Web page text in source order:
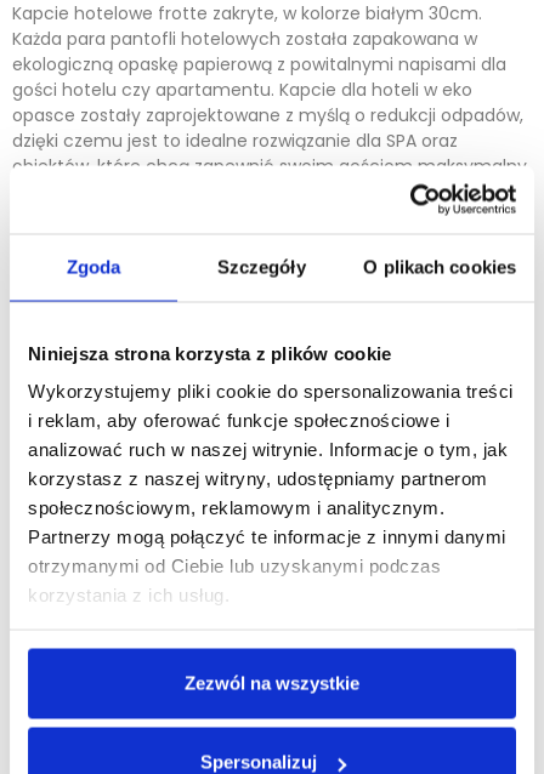
Zgoda Szczegóły O plikach cookies
Niniejsza strona korzysta z plików cookie
Wykorzystujemy pliki cookie do spersonalizowania treści
i reklam, aby oferować funkcje społecznościowe i
analizować ruch w naszej witrynie. Informacje o tym, jak
korzystasz z naszej witryny, udostępniamy partnerom
społecznościowym, reklamowym i analitycznym.
Partnerzy mogą połączyć te informacje z innymi danymi
otrzymanymi od Ciebie lub uzyskanymi podczas
korzystania z ich usług.
Zezwól na wszystkie
Spersonalizuj
Kapcie hotelowe frotte zakryte, w kolorze białym 30cm.
Każda para pantofli hotelowych została zapakowana w
ekologiczną opaskę papierową z powitalnymi napisami dla
gości hotelu czy apartamentu. Kapcie dla hoteli w eko
opasce zostały zaprojektowane z myślą o redukcji odpadów,
dzięki czemu jest to idealne rozwiązanie dla SPA oraz
obiektów, które chcą zapewnić swoim gościom maksymalny
komfort w połączeniu z poszanowaniem natury.
par, każda para pakowana w eko opaskę papierową.
- Cholewka:frotte (bawełna) z 2 mm gąbką
- Górna cześć podeszwy:frotte (bawełna) z 2 mm gąbką +
tekturowa wkładka
- Podeszwa:
antypoślizgowa 3 mm
Podnieś standard swojego obiektu i stwórz z nami
pozytywne wrażenie! Nasze kapcie, z pewnością, pozwolą
wam skutecznie zbudować satysfakcję oraz lojalność
hotelowych gości!
Minimalna ilość zamówienia tego produktu jest 100.